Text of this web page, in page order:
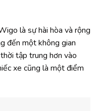
là sự hài hòa và rộng
đến một không gian
tập trung hơn vào
xe cũng là một điểm